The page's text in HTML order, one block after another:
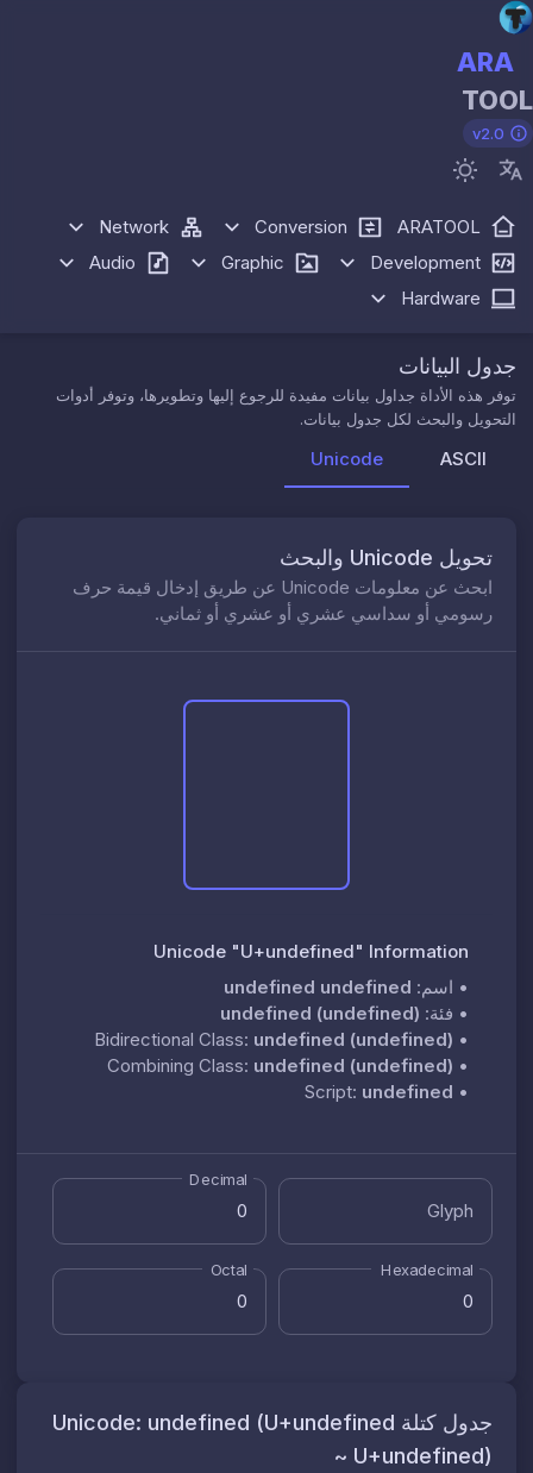
ARA
TOOL
v2.0
ARATOOL
Conversion
Network
Development
Graphic
Audio
Hardware
جدول البيانات
توفر هذه الأداة جداول بيانات مفيدة للرجوع إليها وتطويرها، وتوفر أدوات
التحويل والبحث لكل جدول بيانات.
ASCII
Unicode
تحويل Unicode والبحث
ابحث عن معلومات Unicode عن طريق إدخال قيمة حرف
رسومي أو سداسي عشري أو عشري أو ثماني.
Unicode "U+undefined" Information
• اسم: undefined undefined
• فئة: undefined (undefined)
•
Bidirectional Class: undefined (undefined)
•
Combining Class: undefined (undefined)
•
Script: undefined
Glyph
Decimal
Hexadecimal
Octal
جدول كتلة Unicode: undefined (U+undefined
~ U+undefined)